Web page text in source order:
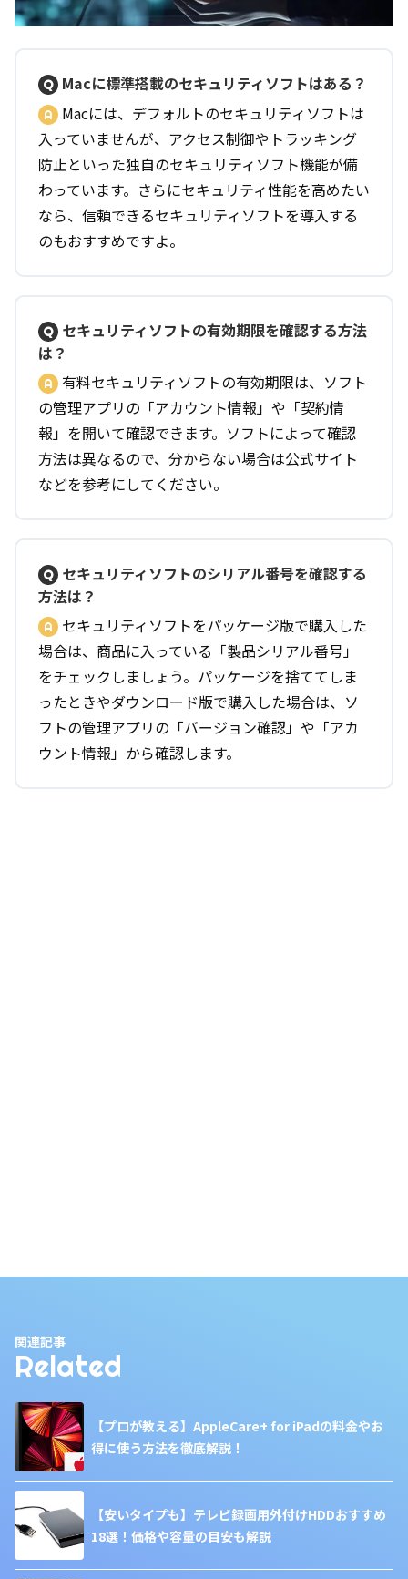
Macに標準搭載のセキュリティソフトはある？
Macには、デフォルトのセキュリティソフトは
入っていませんが、アクセス制御やトラッキング
防止といった独自のセキュリティソフト機能が備
わっています。さらにセキュリティ性能を高めたい
なら、信頼できるセキュリティソフトを導入する
のもおすすめですよ。
セキュリティソフトの有効期限を確認する方法
は？
有料セキュリティソフトの有効期限は、ソフト
の管理アプリの「アカウント情報」や「契約情
報」を開いて確認できます。ソフトによって確認
方法は異なるので、分からない場合は公式サイト
などを参考にしてください。
セキュリティソフトのシリアル番号を確認する
方法は？
セキュリティソフトをパッケージ版で購入した
場合は、商品に入っている「製品シリアル番号」
をチェックしましょう。パッケージを捨ててしま
ったときやダウンロード版で購入した場合は、ソ
フトの管理アプリの「バージョン確認」や「アカ
ウント情報」から確認します。
関連記事
Related
【プロが教える】AppleCare+ for iPadの料金やお
得に使う方法を徹底解説！
【安いタイプも】テレビ録画用外付けHDDおすすめ
18選！価格や容量の目安も解説